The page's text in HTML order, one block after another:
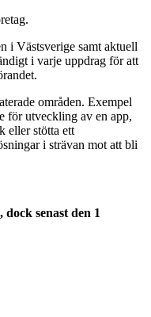
i Västsverige samt aktuell
i varje uppdrag för att
områden. Exempel
för utveckling av en app,
eller stötta ett
i strävan mot att bli
senast den 1